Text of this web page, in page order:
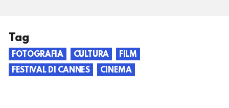
Tag
FOTOGRAFIA CULTURA
FILM
FESTIVAL DI CANNES
CINEMA